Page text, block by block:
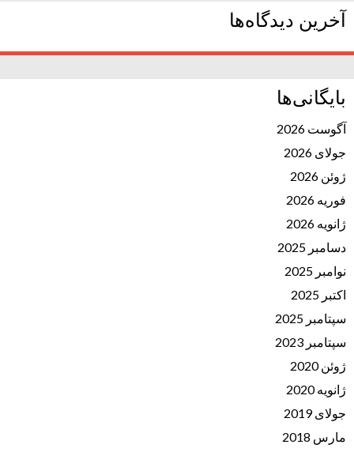
آخرین دیدگاه‌ها
بایگانی‌ها
آگوست 2026
جولای 2026
ژوئن 2026
فوریه 2026
ژانویه 2026
دسامبر 2025
نوامبر 2025
اکتبر 2025
سپتامبر 2025
سپتامبر 2023
ژوئن 2020
ژانویه 2020
جولای 2019
مارس 2018